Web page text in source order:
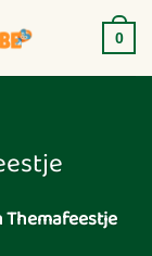
0
Themafeestje